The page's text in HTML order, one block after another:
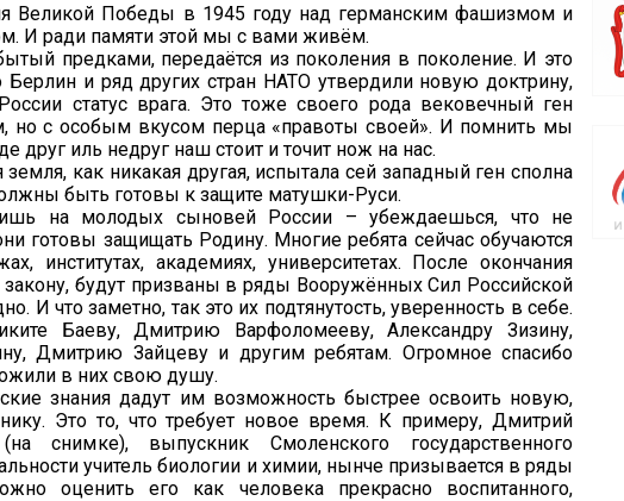
Великой Победы в 1945 году над германским фашизмом и
И ради памяти этой мы с вами живём.
предками, передаётся из поколения в поколение. И это
Берлин и ряд других стран НАТО утвердили новую доктрину,
статус врага. Это тоже своего рода вековечный ген
но с особым вкусом перца «правоты своей». И помнить мы
друг иль недруг наш стоит и точит нож на нас.
как никакая другая, испытала сей западный ген сполна
быть готовы к защите матушки-Руси.
на молодых сыновей России – убеждаешься, что не
готовы защищать Родину. Многие ребята сейчас обучаются
институтах, академиях, университетах. После окончания
закону, будут призваны в ряды Вооружённых Сил Российской
И что заметно, так это их подтянутость, уверенность в себе.
Баеву, Дмитрию Варфоломееву, Александру Зизину,
Дмитрию Зайцеву и другим ребятам. Огромное спасибо
в них свою душу.
знания дадут им возможность быстрее освоить новую,
Это то, что требует новое время. К примеру, Дмитрий
снимке), выпускник Смоленского государственного
учитель биологии и химии, нынче призывается в ряды
оценить его как человека прекрасно воспитанного,